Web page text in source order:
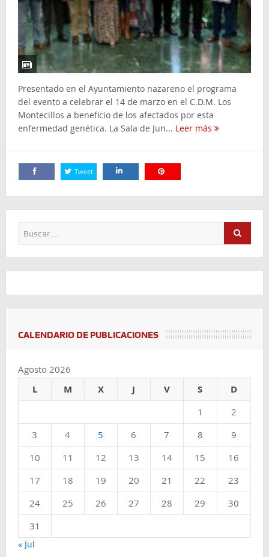
Presentado en el Ayuntamiento nazareno el programa
del evento a celebrar el 14 de marzo en el C.D.M. Los
Montecillos a beneficio de los afectados por esta
enfermedad genética. La Sala de Jun... Leer más
Tweet
CALENDARIO DE PUBLICACIONES
Agosto 2026
L M X J V S D
1
2
3
4 5 6 7 8
9
10
11 12 13 14 15
16
17
18 19 20 21 22
23
24
25 26 27 28 29
30
31
« Jul